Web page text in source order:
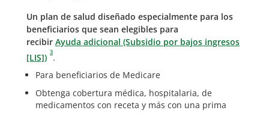
Un plan de salud diseñado especialmente para los
beneficiarios que sean elegibles para
recibir Ayuda adicional (Subsidio por bajos ingresos
[LIS]) 3.
Para beneficiarios de Medicare
Obtenga cobertura médica, hospitalaria, de
medicamentos con receta y más con una prima